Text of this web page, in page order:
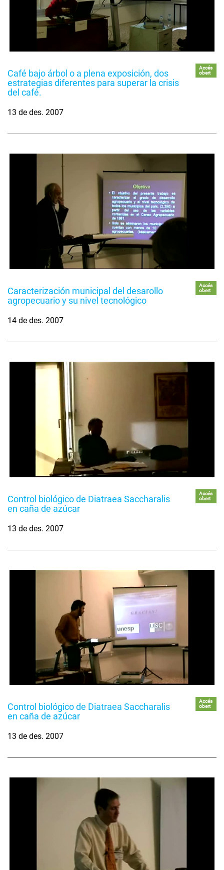
Café bajo árbol o a plena exposición, dos
estrategias diferentes para superar la crisis
del café.
Accés
obert
13 de des. 2007
Caracterización municipal del desarollo
agropecuario y su nivel tecnológico
Accés
obert
14 de des. 2007
Control biológico de Diatraea Saccharalis
en caña de azúcar
Accés
obert
13 de des. 2007
Control biológico de Diatraea Saccharalis
en caña de azúcar
Accés
obert
13 de des. 2007